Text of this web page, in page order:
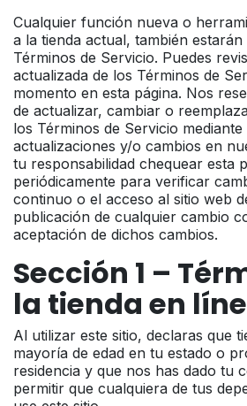
Cualquier función nueva o
a la tienda actual, también estarán
Términos de Servicio. Puedes
actualizada de los Términos de
momento en esta página. Nos
de actualizar, cambiar o
los Términos de Servicio
actualizaciones y/o cambios en
tu responsabilidad chequear esta
periódicamente para verificar
continuo o el acceso al sitio web
publicación de cualquier cambio
aceptación de dichos cambios.
Sección 1 –
la tienda en
Al utilizar este sitio, declaras que
mayoría de edad en tu estado o
residencia y que nos has dado tu
permitir que cualquiera de tus